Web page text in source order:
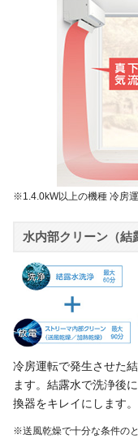
※1.4.0kW以上の機種 冷房
水内部クリーン（結
冷房運転で発生させた
ます。結露水で洗浄後
換器をキレイにします。
※送風乾燥で十分な条件の